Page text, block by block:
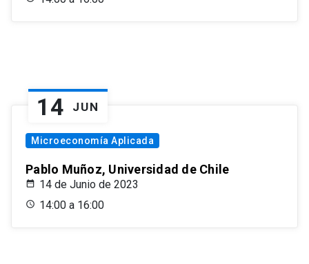
14 JUN
Microeconomía Aplicada
Pablo Muñoz, Universidad de Chile
14 de Junio de 2023
14:00 a 16:00